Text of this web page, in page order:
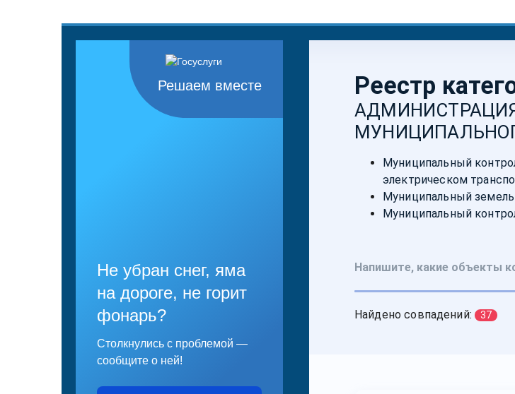
Решаем вместе
Не убран снег, яма
на дороге, не горит
фонарь?
Столкнулись с проблемой —
сообщите о ней!